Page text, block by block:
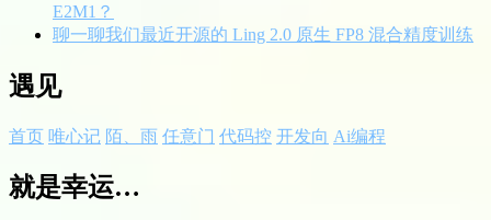
E2M1？
聊一聊我们最近开源的 Ling 2.0 原生 FP8 混合精度训练
遇见
首页 唯心记 陌、雨 任意门 代码控 开发向 Ai编程
就是幸运…